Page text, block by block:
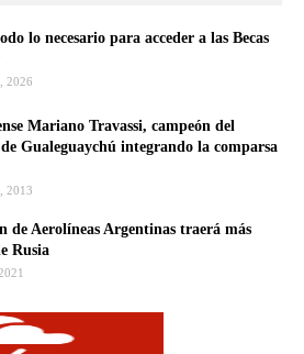
lo necesario para acceder a las Becas
2026
Mariano Travassi, campeón del
Gualeguaychú integrando la comparsa
2013
de Aerolíneas Argentinas traerá más
Rusia